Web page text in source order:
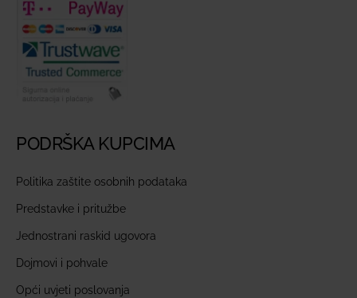
PODRŠKA KUPCIMA
Politika zaštite osobnih podataka
Predstavke i pritužbe
Jednostrani raskid ugovora
Dojmovi i pohvale
Opći uvjeti poslovanja